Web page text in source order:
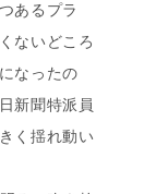
あるプラ
ないどころ
なったの
新聞特派員
く揺れ動い